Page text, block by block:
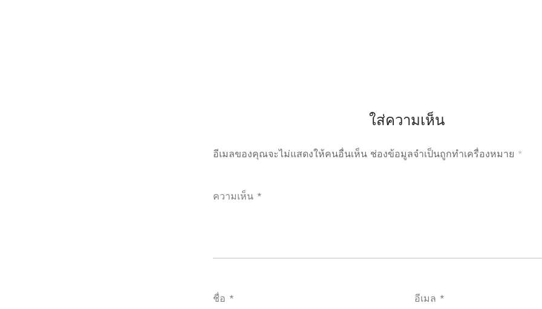
ใส่ความเห็น
อีเมลของคุณจะไม่แสดงให้คนอื่นเห็น ช่องข้อมูลจำเป็นถูกทำเครื่องหมาย *
ความเห็น *
ชื่อ * อีเมล *